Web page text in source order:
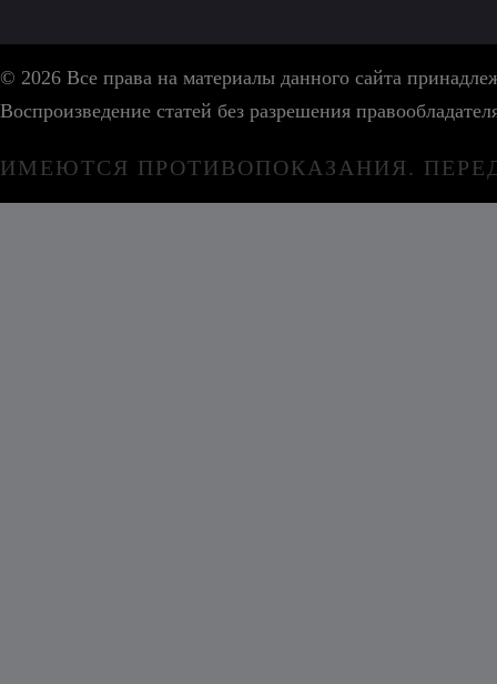
© 2026 Все права на материалы данного сайта
Воспроизведение статей без разрешения
ИМЕЮТСЯ ПРОТИВОПОКАЗАНИЯ.